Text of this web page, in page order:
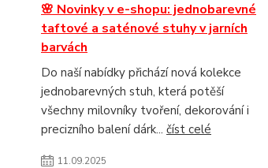
🌸 Novinky v e-shopu: jednobarevné
taftové a saténové stuhy v jarních
barvách
Do naší nabídky přichází nová kolekce
jednobarevných stuh, která potěší
všechny milovníky tvoření, dekorování i
precizního balení dárk... číst celé
11.09.2025